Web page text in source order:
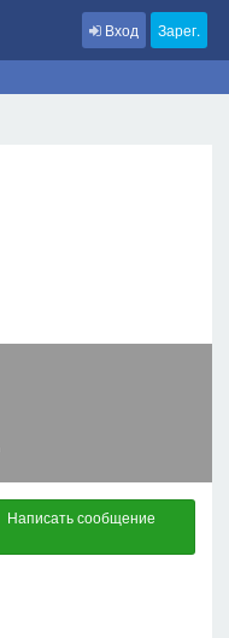
Вход Зарег.
Написать сообщение